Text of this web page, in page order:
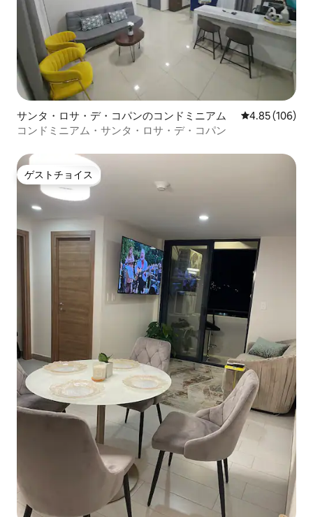
サンタ・ロサ・デ・コパンのコンドミニアム レビュー106
4.85 (106)
コンドミニアム・サンタ・ロサ・デ・コパン
ゲストチョイス
ゲストチョイス